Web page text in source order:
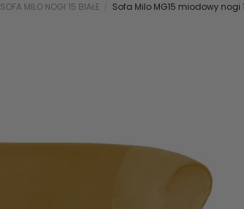
SOFA MILO NOGI 15 BIAŁE Sofa Milo MG15 miodowy nogi